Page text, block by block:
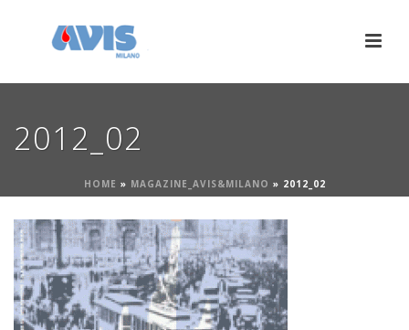
2012_02
HOME » MAGAZINE_AVIS&MILANO » 2012_02